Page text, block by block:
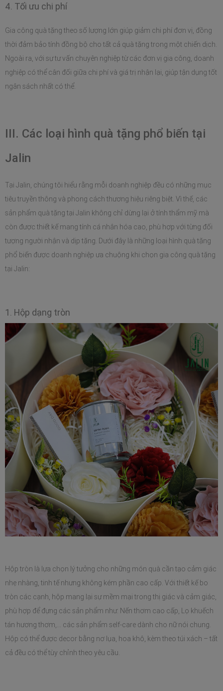
4. Tối ưu chi phí
Gia công quà tặng theo số lượng lớn giúp giảm chi phí đơn vị, đồng
thời đảm bảo tính đồng bộ cho tất cả quà tặng trong một chiến dịch.
Ngoài ra, với sự tư vấn chuyên nghiệp từ các đơn vị gia công, doanh
nghiệp có thể cân đối giữa chi phí và giá trị nhận lại, giúp tận dụng tốt
ngân sách nhất có thể.
III. Các loại hình quà tặng phổ biến tại
Jalin
Tại Jalin, chúng tôi hiểu rằng mỗi doanh nghiệp đều có những mục
tiêu truyền thông và phong cách thương hiệu riêng biệt. Vì thế, các
sản phẩm quà tặng tại Jalin không chỉ dừng lại ở tính thẩm mỹ mà
còn được thiết kế mang tính cá nhân hóa cao, phù hợp với từng đối
tượng người nhận và dịp tặng. Dưới đây là những loại hình quà tặng
phổ biến được doanh nghiệp ưa chuộng khi chọn gia công quà tặng
tại Jalin:
1. Hộp dạng tròn
Hộp tròn là lựa chọn lý tưởng cho những món quà cần tạo cảm giác
nhẹ nhàng, tinh tế nhưng không kém phần cao cấp. Với thiết kế bo
tròn các cạnh, hộp mang lại sự mềm mại trong thị giác và cảm giác,
phù hợp để đựng các sản phẩm như: Nến thơm cao cấp, Lọ khuếch
tán hương thơm,... các sản phẩm self-care dành cho nữ nói chung.
Hộp có thể được decor bằng nơ lụa, hoa khô, kèm theo túi xách – tất
cả đều có thể tùy chỉnh theo yêu cầu.